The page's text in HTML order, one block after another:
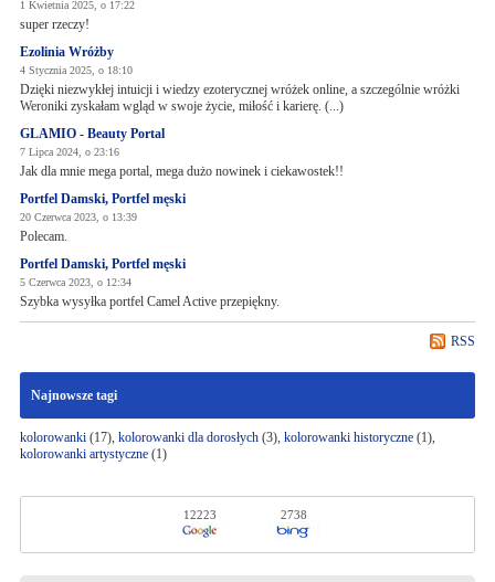
1 Kwietnia 2025, o 17:22
super rzeczy!
Ezolinia Wróżby
4 Stycznia 2025, o 18:10
Dzięki niezwykłej intuicji i wiedzy ezoterycznej wróżek online, a szczególnie wróżki
Weroniki zyskałam wgląd w swoje życie, miłość i karierę. (...)
GLAMIO - Beauty Portal
7 Lipca 2024, o 23:16
Jak dla mnie mega portal, mega dużo nowinek i ciekawostek!!
Portfel Damski, Portfel męski
20 Czerwca 2023, o 13:39
Polecam.
Portfel Damski, Portfel męski
5 Czerwca 2023, o 12:34
Szybka wysyłka portfel Camel Active przepiękny.
RSS
Najnowsze tagi
kolorowanki(17), kolorowanki dla dorosłych(3), kolorowanki historyczne(1),
kolorowanki artystyczne(1)
12223 2738